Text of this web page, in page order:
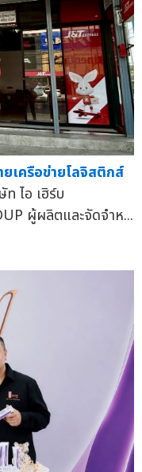
เครือข่ายโลจิสติกส์
ไอ เฮิร์บ
ผู้ผลิตและจัดจำห...